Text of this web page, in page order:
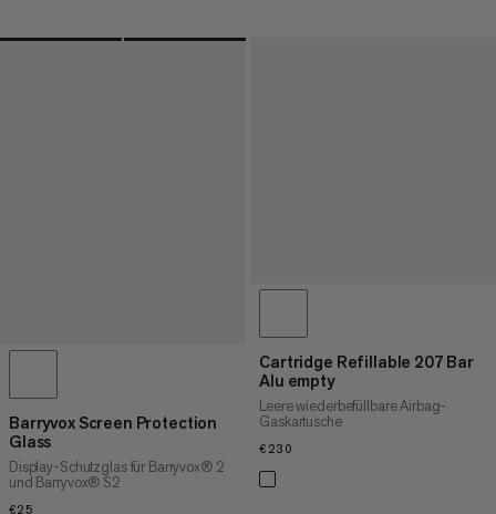
Barryvox Screen Protection
Glass
Display-Schutzglas für Barryvox® 2
und Barryvox® S2
€25
Cartridge Refillable 207 Bar
Alu empty
Leere wiederbefüllbare Airbag-
Gaskartusche
€230